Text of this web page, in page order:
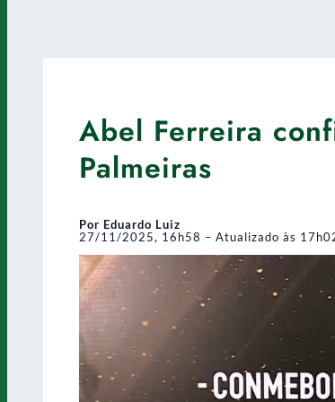
Abel Ferreira
Palmeiras
Por Eduardo Luiz
27/11/2025, 16h58 – Atualizado às